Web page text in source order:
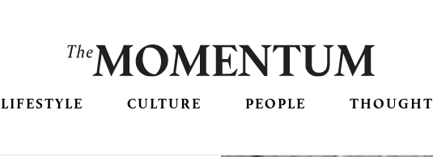
LIFESTYLE CULTURE PEOPLE THOUGHT